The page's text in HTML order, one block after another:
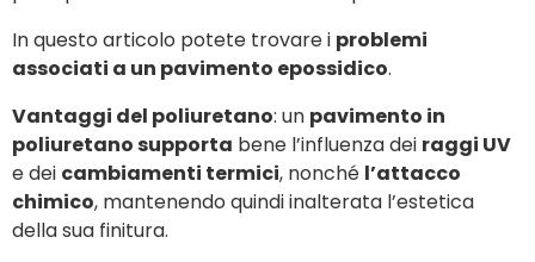
In questo articolo potete trovare i problemi
associati a un pavimento epossidico.
Vantaggi del poliuretano: un pavimento in
poliuretano supporta bene l’influenza dei raggi UV
e dei cambiamenti termici, nonché l’attacco
chimico, mantenendo quindi inalterata l’estetica
della sua finitura.